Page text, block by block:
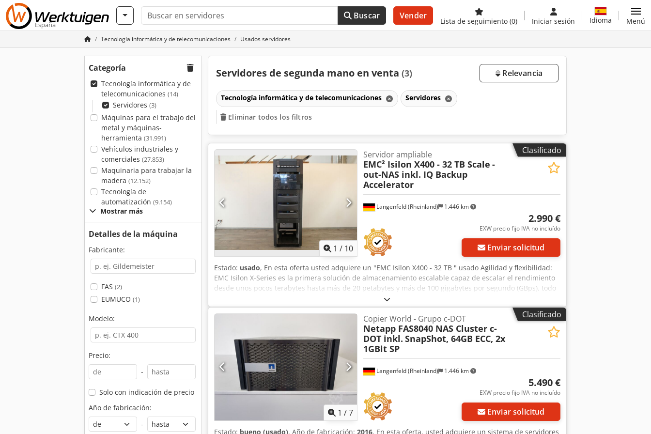
España
Buscar Vender
Lista de seguimiento (0) Iniciar sesión Idioma Menú
Tecnología informática y de telecomunicaciones Usados servidores
Categoría
Tecnología informática y de
telecomunicaciones (14)
Servidores (3)
Máquinas para el trabajo del
metal y máquinas-
herramienta (31.991)
Vehículos industriales y
comerciales (27.853)
Maquinaria para trabajar la
madera (12.152)
Tecnología de
automatización (9.154)
Mostrar más
Detalles de la máquina
Fabricante:
FAS (2)
EUMUCO (1)
Modelo:
Precio:
-
Solo con indicación de precio
Año de fabricación:
-
Servidores de segunda mano en venta (3) Relevancia
Tecnología informática y de telecomunicaciones Servidores
Eliminar todos los filtros
Clasificado
1 / 10
Langenfeld (Rheinland) 1.446 km
Servidor ampliable
EMC² Isilon X400 - 32 TB Scale -
out-NAS inkl. IQ Backup
Accelerator
2.990 €
EXW precio fijo IVA no incluído
Enviar solicitud
Estado: usado, En esta oferta usted adquiere un "EMC Isilon X400 - 32 TB " usado Agilidad y flexibilidad:
EMC Isilon X-Series es la primera solución de almacenamiento escalable capaz de escalar el rendimiento
desde unos pocos terabytes hasta más de 20 petabytes y más de 100 gigabytes por segundo (GBps), todo
ello dentro de un único sistema de archivos. Artículo en venta: 1 x EMC Isilon X400 - 32 TB + 400G SSD/
48G/ 2x10GE SFP + 2x1GE con el siguiente equipamiento: 3x32 TB HDD/400GB SSD de 3,5". Dodpfx
Aerxcvdonmeck 3x48GB Ram, 12X4G 6x6 metros de cable híbrido CX42QSFP 3x KIT 2SFP + Óptica 10GB
(ISO00125223, -227, -388) 2 conmutadores QDR de 18 puertos QLogic (CNVS491200146, CNVS491200150)
10 GBE, SFP de doble puerto + sin óptica Actualización de software Isilon Instantánea empresarial IQ
Estado: Esta oferta es un dispositivo usado, que puede mostrar signos de uso (pequeños arañazos o
amarilleamiento). (pequeños arañazos o amarilleamiento). El dispositivo ha sido probado funcionalmente
y está equipado con el último software Isilon OneFS8. Para más información, por supuesto también puede
ponerse en contacto con nosotros personalmente. Posibilidad de envío a petición.
Clasificado
1 /7
Langenfeld (Rheinland) 1.446 km
Copier World - Grupo c-DOT
Netapp FAS8040 NAS Cluster c-
DOT inkl. SnapShot, 64GB ECC, 2x
1GBit SP
5.490 €
EXW precio fijo IVA no incluído
Enviar solicitud
Estado: bueno (usado), Año de fabricación: 2016, En esta oferta, usted adquiere un sistema de servidores